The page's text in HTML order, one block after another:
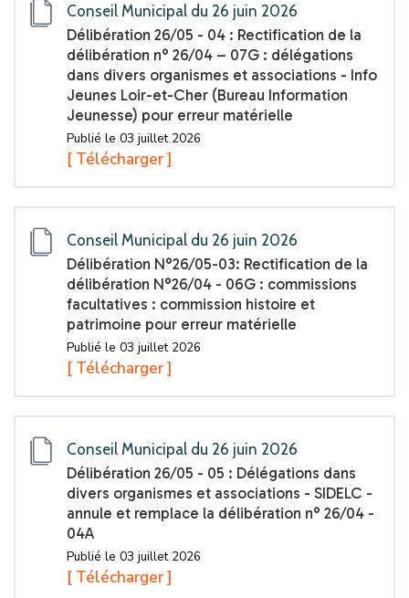
Conseil Municipal du 26 juin 2026
Délibération 26/05 - 04 : Rectification de la
délibération n° 26/04 – 07G : délégations
dans divers organismes et associations - Info
Jeunes Loir-et-Cher (Bureau Information
Jeunesse) pour erreur matérielle
Publié le 03 juillet 2026
[ Télécharger ]
Conseil Municipal du 26 juin 2026
Délibération N°26/05-03: Rectification de la
délibération N°26/04 - 06G : commissions
facultatives : commission histoire et
patrimoine pour erreur matérielle
Publié le 03 juillet 2026
[ Télécharger ]
Conseil Municipal du 26 juin 2026
Délibération 26/05 - 05 : Délégations dans
divers organismes et associations - SIDELC -
annule et remplace la délibération n° 26/04 -
04A
Publié le 03 juillet 2026
[ Télécharger ]